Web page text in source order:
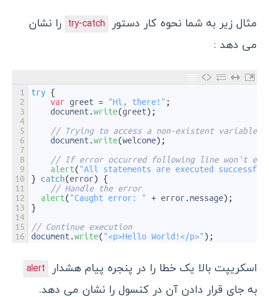
مثال زیر به شما نحوه کار دستور try-catch را نشان
می دهد :
1
2
3
4
5
6
7
8
9
10
11
12
13
14
15
16
try {
var greet = "Hi, there!" ;
document .write(greet) ;
// Trying to access a non-existent variable
document .write(welcome) ;
// If error occurred following line won't
alert( "All statements are executed
} catch(error)
{
// Handle the error
alert( "Caught error: " + error .message) ;
}
// Continue execution
document .write( "<p>Hello World!</p>" ) ;
اسکریپت بالا یک خطا را در پنجره پیام هشدار alert
به جای قرار دادن آن در کنسول را نشان می دهد.